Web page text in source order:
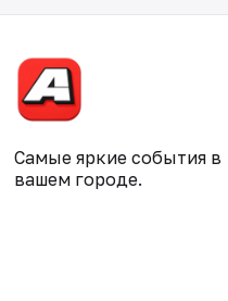
Самые яркие события в
вашем городе.